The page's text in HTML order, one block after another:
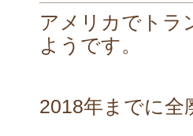
アメリカでトラ
ようです。
2018年までに